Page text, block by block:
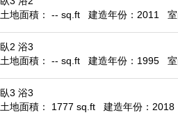
土地面積： -- sq.ft
建造年份：2011
臥2 浴3
土地面積： -- sq.ft
建造年份：1995
臥3 浴3
土地面積： 1777 sq.ft
建造年份：2018